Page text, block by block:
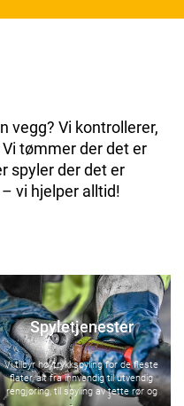
vegg? Vi kontrollerer,
tømmer der det er
spyler der det er
vi hjelper alltid!
Spyletjenester
Vi tilbyr høytrykkspyling for de fleste
flater, alt fra innvendig til utvendig
rengjøring, til spyling av tette rør og